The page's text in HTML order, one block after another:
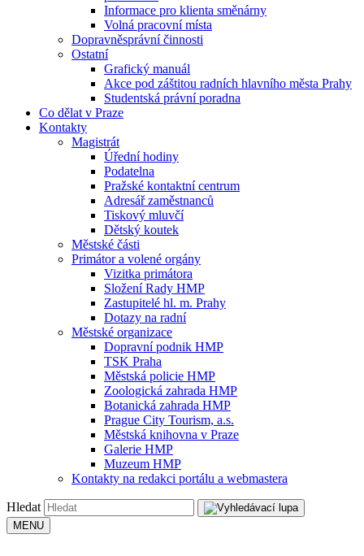
Informace pro klienta směnárny
Volná pracovní místa
Dopravněsprávní činnosti
Ostatní
Grafický manuál
Akce pod záštitou radních hlavního města Prahy
Studentská právní poradna
Co dělat v Praze
Kontakty
Magistrát
Úřední hodiny
Podatelna
Pražské kontaktní centrum
Adresář zaměstnanců
Tiskový mluvčí
Dětský koutek
Městské části
Primátor a volené orgány
Vizitka primátora
Složení Rady HMP
Zastupitelé hl. m. Prahy
Dotazy na radní
Městské organizace
Dopravní podnik HMP
TSK Praha
Městská policie HMP
Zoologická zahrada HMP
Botanická zahrada HMP
Prague City Tourism, a.s.
Městská knihovna v Praze
Galerie HMP
Muzeum HMP
Kontakty na redakci portálu a webmastera
Hledat
MENU